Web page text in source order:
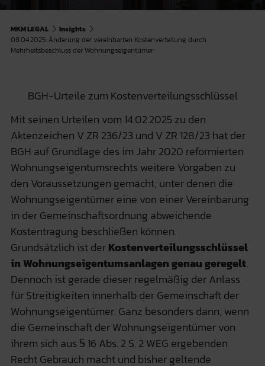
MKM LEGAL
Insights
08.04.2025: Änderung der vereinbarten Kostenverteilung durch
Mehrheitsbeschluss der Wohnungseigentümer
BGH-Urteile zum Kostenverteilungsschlüssel
Mit seinen Urteilen vom 14.02.2025 zu den
Aktenzeichen V ZR 236/23 und V ZR 128/23 hat der
BGH auf Grundlage des im Jahr 2020 reformierten
Wohnungseigentumsrechts weitere Vorgaben zu
den Voraussetzungen gemacht, unter denen die
Wohnungseigentümer eine von einer Vereinbarung
in der Gemeinschaftsordnung abweichende
Kostentragung beschließen können.
Grundsätzlich ist derKostenverteilungsschlüssel
in Wohnungseigentumsanlagen genau geregelt.
Dennoch ist gerade dieser regelmäßig der Anlass
für Streitigkeiten innerhalb der Gemeinschaft der
Wohnungseigentümer. Ganz besonders dann, wenn
die Gemeinschaft der Wohnungseigentümer von
ihrem sich aus § 16 Abs. 2 S. 2 WEG ergebenden
Recht Gebrauch macht und bisher geltende